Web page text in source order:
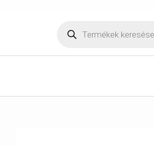
search